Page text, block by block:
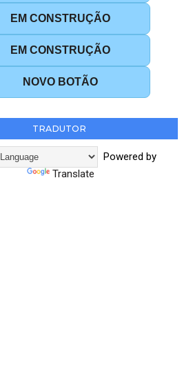
EM CONSTRUÇÃO
EM CONSTRUÇÃO
NOVO BOTÃO
TRADUTOR
Powered by
Translate